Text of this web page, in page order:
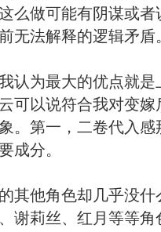
么做可能有阴谋或
无法解释的逻辑矛
认为最大的优点就
可以说符合我对变
。第一，二卷代入
成分。
其他角色却几乎没
谢莉丝、红月等等